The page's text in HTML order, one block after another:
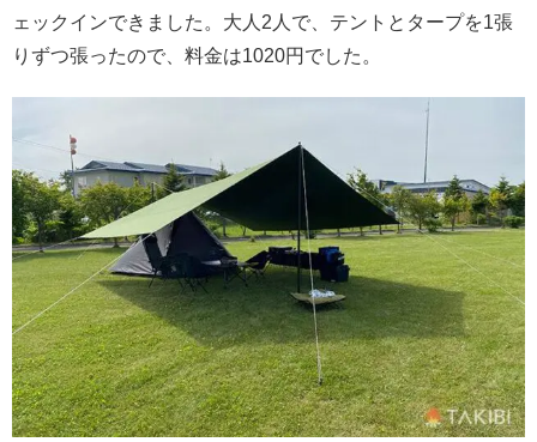
ェックインできました。大人2人で、テントとタープを1張
りずつ張ったので、料金は1020円でした。